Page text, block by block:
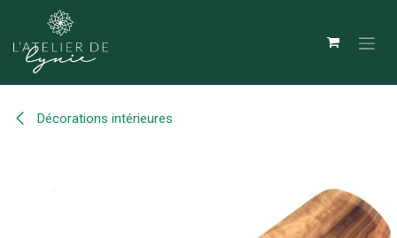
Se rendre au contenu
Décorations intérieures